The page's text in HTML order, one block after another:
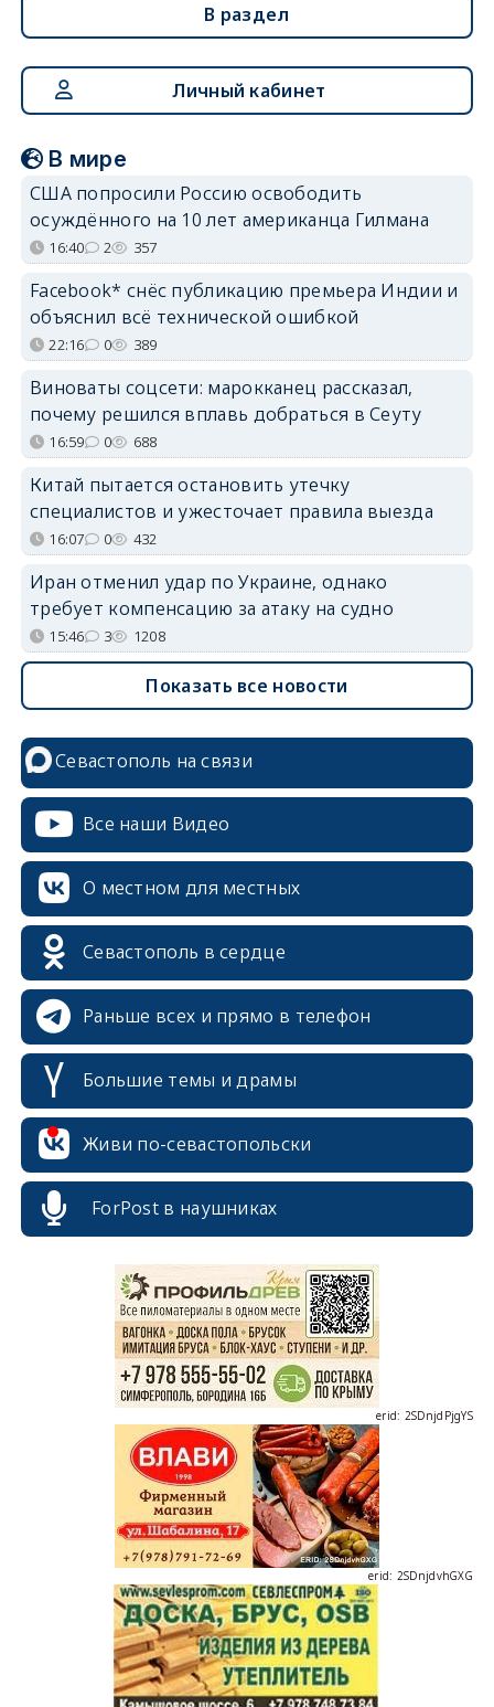
В раздел
Личный кабинет
В мире
США попросили Россию освободить
осуждённого на 10 лет американца Гилмана
16:40 2 357
Facebook* снёс публикацию премьера Индии и
объяснил всё технической ошибкой
22:16 0 389
Виноваты соцсети: марокканец рассказал,
почему решился вплавь добраться в Сеуту
16:59 0 688
Китай пытается остановить утечку
специалистов и ужесточает правила выезда
16:07 0 432
Иран отменил удар по Украине, однако
требует компенсацию за атаку на судно
15:46 3 1208
Показать все новости
Севастополь на связи
Все наши Видео
О местном для местных
Севастополь в сердце
Раньше всех и прямо в телефон
Большие темы и драмы
Живи по-севастопольски
ForPost в наушниках
erid: 2SDnjdPjgYS
erid: 2SDnjdvhGXG